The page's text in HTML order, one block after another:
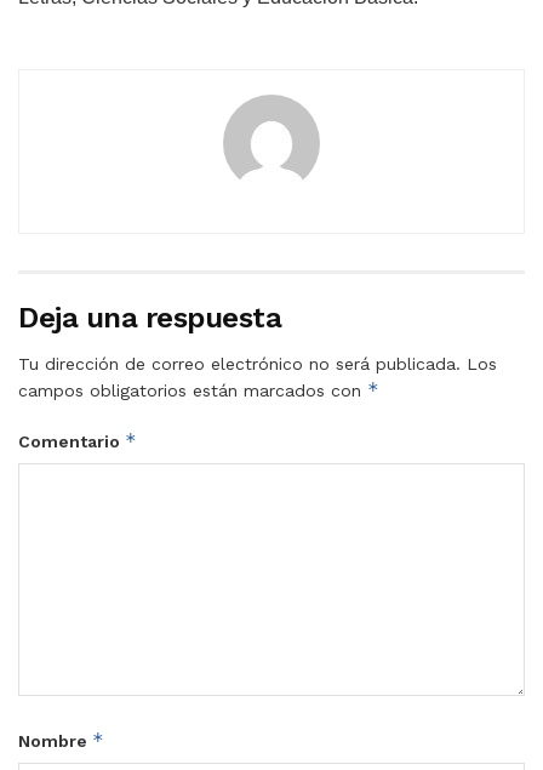
Deja una respuesta
Tu dirección de correo electrónico no será publicada. Los
campos obligatorios están marcados con *
Comentario *
Nombre *